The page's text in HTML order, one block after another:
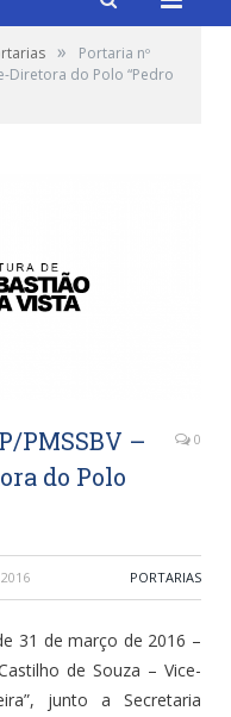
»
Portaria nº
Diretora do Polo “Pedro
PMSSBV –
do Polo
0
PORTARIAS
31 de março de 2016 –
de Souza – Vice-
junto a Secretaria